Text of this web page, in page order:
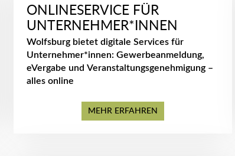
ONLINESERVICE FÜR
UNTERNEHMER*INNEN
Wolfsburg bietet digitale Services für
Unternehmer*innen: Gewerbeanmeldung,
eVergabe und Veranstaltungsgenehmigung –
alles online
MEHR ERFAHREN